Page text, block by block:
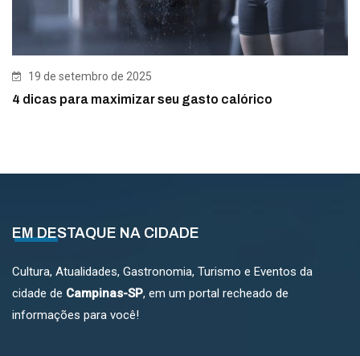
19 de setembro de 2025
4 dicas para maximizar seu gasto calórico
EM DESTAQUE NA CIDADE
Cultura, Atualidades, Gastronomia, Turismo e Eventos da
cidade de Campinas-SP, em um portal recheado de
informações para você!